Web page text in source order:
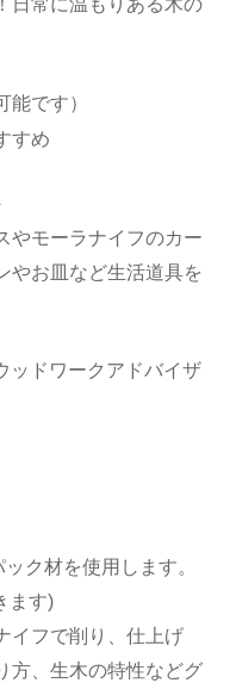
日常に温もりある木の
です）
すめ
やモーラナイフのカー
やお皿など生活道具を
ッドワークアドバイザ
ク材を使用します。
ます)
イフで削り、仕上げ
方、生木の特性などグ